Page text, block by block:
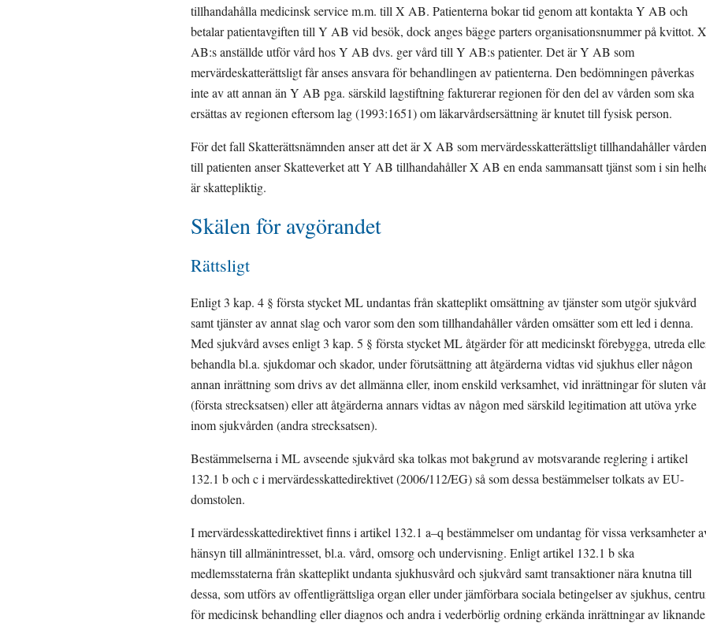
tillhandahålla medicinsk service m.m. till X AB. Patienterna bokar tid genom att kontakta Y AB och
betalar patientavgiften till Y AB vid besök, dock anges bägge parters organisationsnummer på kvittot. X
AB:s anställde utför vård hos Y AB dvs. ger vård till Y AB:s patienter. Det är Y AB som
mervärdeskatterättsligt får anses ansvara för behandlingen av patienterna. Den bedömningen påverkas
inte av att annan än Y AB pga. särskild lagstiftning fakturerar regionen för den del av vården som ska
ersättas av regionen eftersom lag (1993:1651) om läkarvårdsersättning är knutet till fysisk person.
För det fall Skatterättsnämnden anser att det är X AB som mervärdesskatterättsligt tillhandahåller vården
till patienten anser Skatteverket att Y AB tillhandahåller X AB en enda sammansatt tjänst som i sin
är skattepliktig.
Skälen för avgörandet
Rättsligt
Enligt 3 kap. 4 § första stycket ML undantas från skatteplikt omsättning av tjänster som utgör sjukvård
samt tjänster av annat slag och varor som den som tillhandahåller vården omsätter som ett led i denna.
Med sjukvård avses enligt 3 kap. 5 § första stycket ML åtgärder för att medicinskt förebygga, utreda
behandla bl.a. sjukdomar och skador, under förutsättning att åtgärderna vidtas vid sjukhus eller någon
annan inrättning som drivs av det allmänna eller, inom enskild verksamhet, vid inrättningar för sluten
(första strecksatsen) eller att åtgärderna annars vidtas av någon med särskild legitimation att utöva yrke
inom sjukvården (andra strecksatsen).
Bestämmelserna i ML avseende sjukvård ska tolkas mot bakgrund av motsvarande reglering i artikel
132.1 b och c i mervärdesskattedirektivet (2006/112/EG) så som dessa bestämmelser tolkats av EU-
domstolen.
I mervärdesskattedirektivet finns i artikel 132.1 a–q bestämmelser om undantag för vissa verksamheter
hänsyn till allmänintresset, bl.a. vård, omsorg och undervisning. Enligt artikel 132.1 b ska
medlemsstaterna från skatteplikt undanta sjukhusvård och sjukvård samt transaktioner nära knutna till
dessa, som utförs av offentligrättsliga organ eller under jämförbara sociala betingelser av sjukhus,
för medicinsk behandling eller diagnos och andra i vederbörlig ordning erkända inrättningar av liknande